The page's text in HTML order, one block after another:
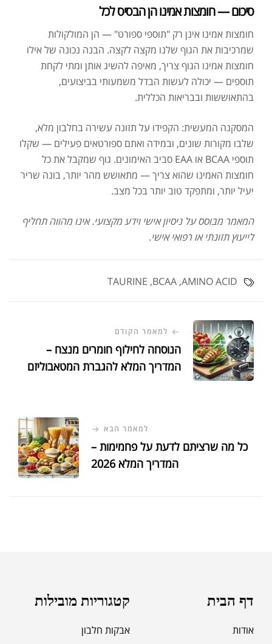
סיכום — חומצות אמינו הן הבסיס לכל
חומצות אמינו אינן רק "תוספי ספורט" — הן המולקולות
שמרכיבות את הגוף שלנו מקצה לקצה. הבנה נכונה של אילו
חומצות אמינו הגוף צריך, מאיפה להשיג אותן ומתי לקחת
תוספים — יכולה לעשות הבדל משמעותי בביצועים,
בהתאוששות ובבריאות הכללית.
המסקנה המעשית: הקפידו על תזונה עשירה בחלבון מלא,
שלבו מקורות שונים, ובמידה ואתם ספורטאים פעילים — שקלו
תוספי BCAA או EAA סביב האימונים. גוף שמקבל את כל
חומצות האמינו שהוא צריך — מתאושש מהר יותר, בונה שריר
יעיל יותר, ומתפקד טוב יותר בכל מצב.
המאמר מבוסס על ניסיון אישי וידע מקצועי. אינו מהווה תחליף
לייעוץ תזונתי או רפואי אישי.
AMINO ACID
,
BCAA
,
TAURINE
למאמר הקודם
הנוסחה לחילוף חומרים מנצח –
המדריך המלא להגברת המטאבוליזם
למאמר הבא
כל מה שרציתם לדעת על פחמימות –
המדריך המלא 2026
דף הבית
אודות
קטגוריות מובילות
אבקות חלבון